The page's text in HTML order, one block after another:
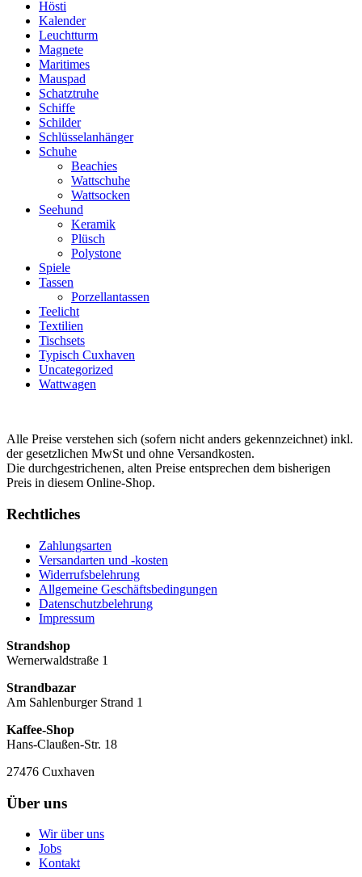
Hösti
Kalender
Leuchtturm
Magnete
Maritimes
Mauspad
Schatztruhe
Schiffe
Schilder
Schlüsselanhänger
Schuhe
Beachies
Wattschuhe
Wattsocken
Seehund
Keramik
Plüsch
Polystone
Spiele
Tassen
Porzellantassen
Teelicht
Textilien
Tischsets
Typisch Cuxhaven
Uncategorized
Wattwagen
Alle Preise verstehen sich (sofern nicht anders gekennzeichnet) inkl.
der gesetzlichen MwSt und ohne Versandkosten.
Die durchgestrichenen, alten Preise entsprechen dem bisherigen
Preis in diesem Online-Shop.
Rechtliches
Zahlungsarten
Versandarten und -kosten
Widerrufsbelehrung
Allgemeine Geschäftsbedingungen
Datenschutzbelehrung
Impressum
Strandshop
Wernerwaldstraße 1
Strandbazar
Am Sahlenburger Strand 1
Kaffee-Shop
Hans-Claußen-Str. 18
27476 Cuxhaven
Über uns
Wir über uns
Jobs
Kontakt